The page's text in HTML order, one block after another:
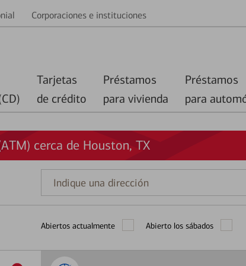
Corporaciones e instituciones
Tarjetas
de crédito
Préstamos
para vivienda
Préstamos
para
cerca de Houston, TX
Indique
una
Abiertos actualmente Abierto los sábados